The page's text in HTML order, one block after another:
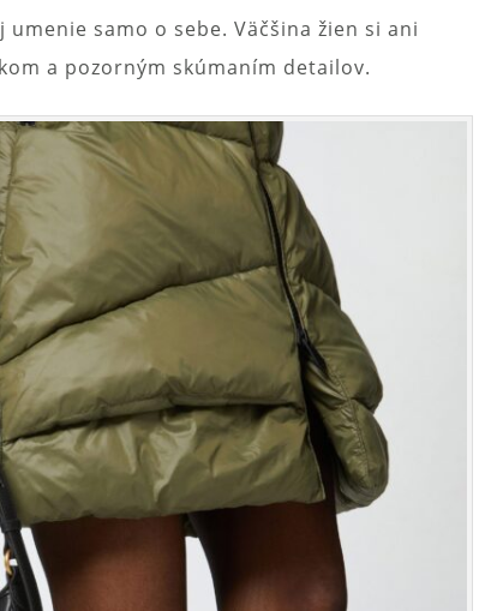
samo o sebe. Väčšina žien si ani
a pozorným skúmaním detailov.